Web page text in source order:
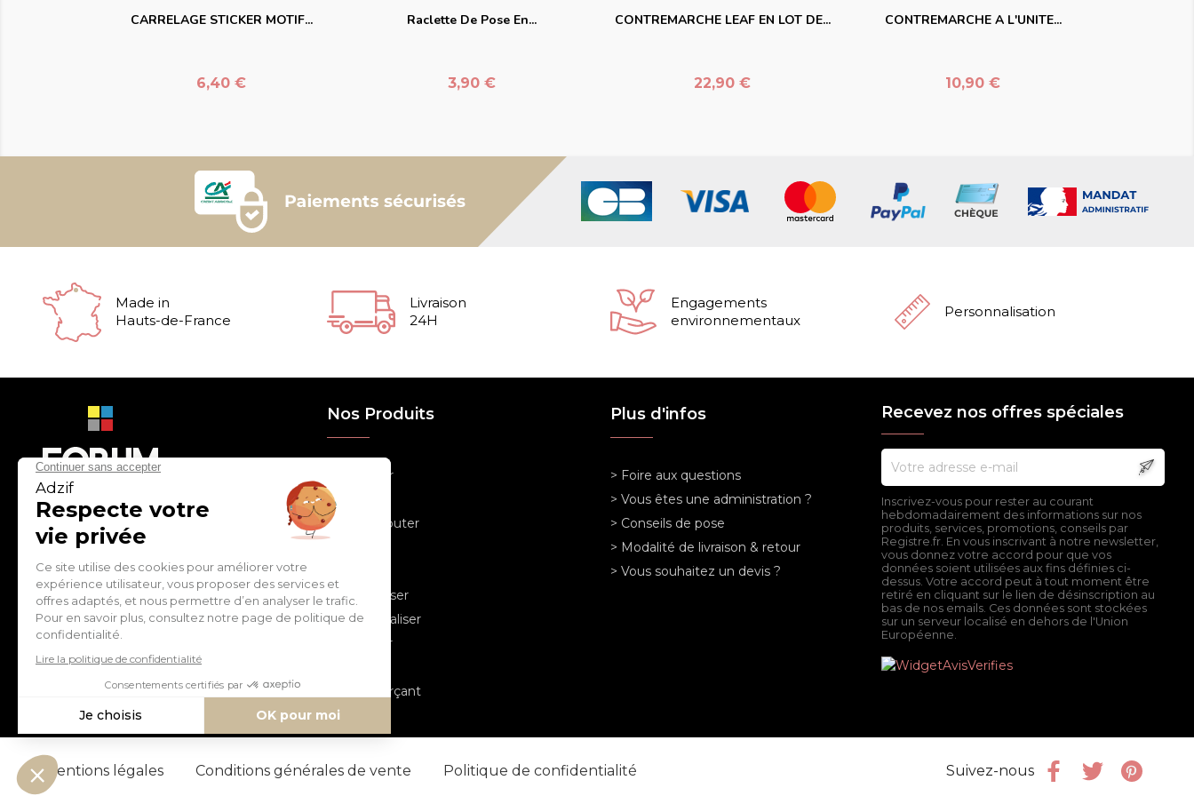
CARRELAGE STICKER MOTIF...
Prix
6,40 €
Raclette De Pose En...
Prix
3,90 €
CONTREMARCHE LEAF EN LOT DE...
Prix
22,90 €
CONTREMARCHE A L'UNITE...
Prix
10,90 €
Made in
Hauts-de-France
Livraison
24H
Engagements
environnementaux
Personnalisation
contact@adzif.biz
ZI de Cantimpré Avenue de
l'Europe CS60014
59400 CAMBRAI - FRANCE
Tél :03 27 74 97 00
Nos Produits
> Relooker
> Habiller
> Chouchouter
> Customiser
> Personnaliser
> S'inspirer
> Commerçant
Plus d'infos
> Foire aux questions
> Vous êtes une administration ?
> Conseils de pose
> Modalité de livraison & retour
> Vous souhaitez un devis ?
Recevez nos offres spéciales
Inscrivez-vous pour rester au courant
hebdomadairement des informations sur nos
produits, services, promotions, conseils par
Registre.fr. En vous inscrivant à notre newsletter,
vous donnez votre accord pour que vos
données soient utilisées aux fins définies ci-
dessus. Votre accord peut à tout moment être
retiré en cliquant sur le lien de désinscription au
bas de nos emails. Ces données sont stockées
sur un serveur localisé en dehors de l'Union
Européenne.
Mentions légales Conditions générales de vente Politique de confidentialité Suivez-nous FacebookTwitter